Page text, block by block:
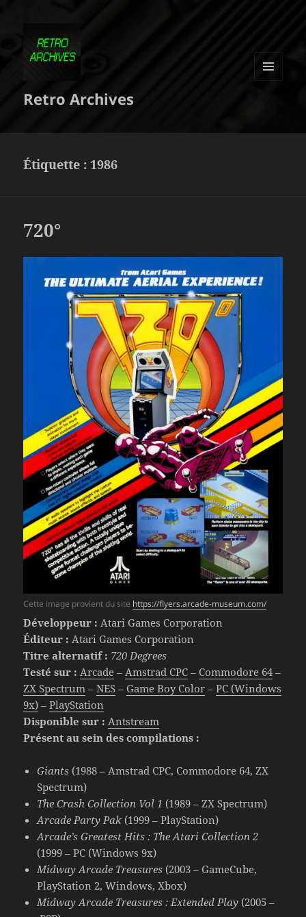
Retro Archives
Étiquette : 1986
720°
Cette image provient du site https://flyers.arcade-museum.com/
Développeur : Atari Games Corporation
Éditeur : Atari Games Corporation
Titre alternatif : 720 Degrees
Testé sur : Arcade – Amstrad CPC – Commodore 64 –
ZX Spectrum –NES – Game Boy Color –PC (Windows
9x) –PlayStation
Disponible sur : Antstream
Présent au sein des compilations :
Giants (1988 – Amstrad CPC, Commodore 64, ZX
Spectrum)
The Crash Collection Vol 1 (1989 – ZX Spectrum)
Arcade Party Pak (1999 – PlayStation)
Arcade’s Greatest Hits : The Atari Collection 2
(1999 – PC (Windows 9x)
Midway Arcade Treasures (2003 – GameCube,
PlayStation 2, Windows, Xbox)
Midway Arcade Treasures : Extended Play (2005 –